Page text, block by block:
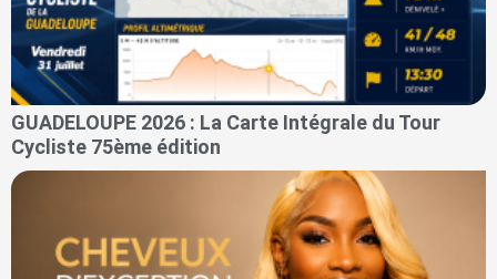
GUADELOUPE 2026 : La Carte Intégrale du Tour
Cycliste 75ème édition